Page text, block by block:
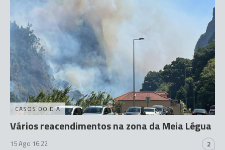
CASOS DO DIA
Vários reacendimentos na zona da Meia Légua
15 Ago 16:22 2